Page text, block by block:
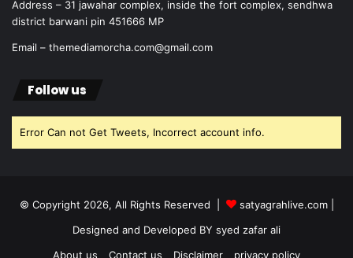
Address – 31 jawahar complex, inside the fort complex, sendhwa
district barwani pin 451666 MP
Email – themediamorcha.com@gmail.com
Follow us
Error Can not Get Tweets, Incorrect account info.
© Copyright 2026, All Rights Reserved | satyagrahlive.com|
Designed and Developed BY syed zafar ali
About us
Contact us Disclaimer privacy policy